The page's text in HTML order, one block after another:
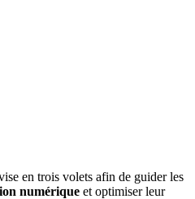
en trois volets afin de guider les
numérique et optimiser leur